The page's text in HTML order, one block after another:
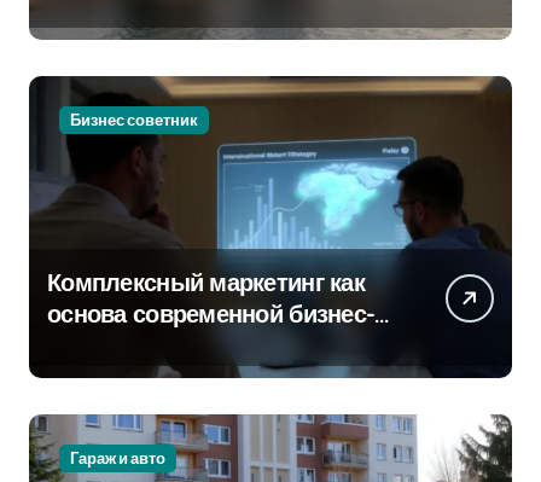
Бизнес советник
Комплексный маркетинг как
основа современной бизнес-
Гараж и авто